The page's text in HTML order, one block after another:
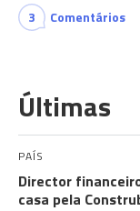
3 Comentários
Últimas
PAÍS
Director
casa pela